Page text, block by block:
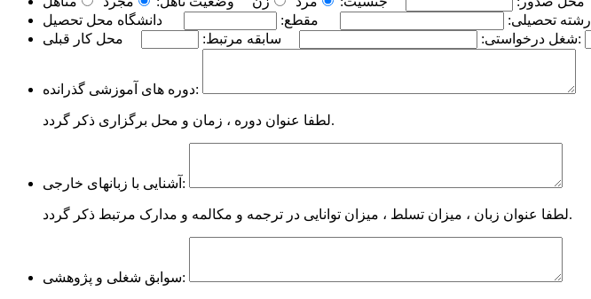
رشته تحصیلی:
مقطع:
شغل درخواستی:
سابقه مرتبط: محل کار قبلی:
دوره های آموزشی گذرانده:
لطفا عنوان دوره ، زمان و محل برگزاری ذکر گردد.
آشنایی با زبانهای خارجی:
لطفا عنوان زبان ، میزان تسلط ، میزان توانایی در ترجمه و مکالمه و مدارک مرتبط ذکر گردد.
سوابق شغلی و پژوهشی: